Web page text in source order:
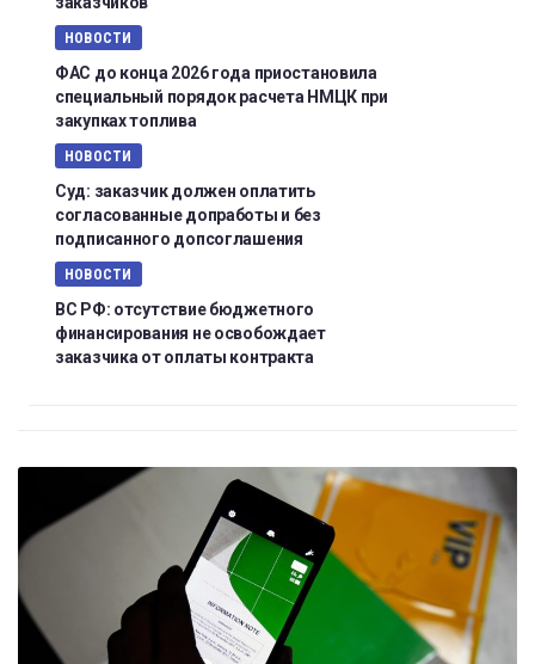
НОВОСТИ
ФАС до конца 2026 года приостановила
специальный порядок расчета НМЦК при
закупках топлива
НОВОСТИ
Суд: заказчик должен оплатить
согласованные допработы и без
подписанного допсоглашения
НОВОСТИ
ВС РФ: отсутствие бюджетного
финансирования не освобождает
заказчика от оплаты контракта